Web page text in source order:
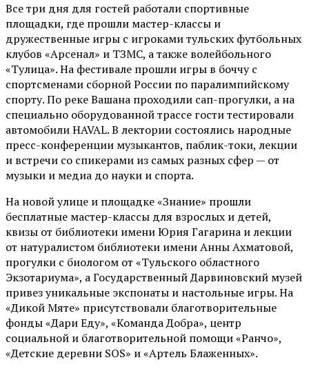
Все три дня для гостей работали спортивные
площадки, где прошли мастер-классы и
дружественные игры с игроками тульских футбольных
клубов «Арсенал» и ТЗМС, а также волейбольного
«Тулица». На фестивале прошли игры в боччу с
спортсменами сборной России по паралимпийскому
спорту. По реке Вашана проходили сап-прогулки, а на
специально оборудованной трассе гости тестировали
автомобили HAVAL. В лектории состоялись народные
пресс-конференции музыкантов, паблик-токи, лекции
и встречи со спикерами из самых разных сфер — от
музыки и медиа до науки и спорта.
На новой улице и площадке «Знание» прошли
бесплатные мастер-классы для взрослых и детей,
квизы от библиотеки имени Юрия Гагарина и лекции
от натуралистом библиотеки имени Анны Ахматовой,
прогулки с биологом от «Тульского областного
Экзотариума», а Государственный Дарвиновский музей
привез уникальные экспонаты и настольные игры. На
«Дикой Мяте» присутствовали благотворительные
фонды «Дари Еду», «Команда Добра», центр
социальной и благотворительной помощи «Ранчо»,
«Детские деревни SOS» и «Артель Блаженных».